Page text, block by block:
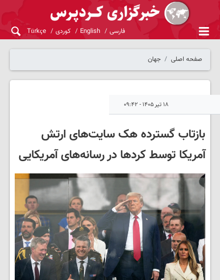
فارسی English کوردی Türkçe
صفحه اصلی جهان
۱۸ تیر ۱۴۰۵ - ۰۹:۴۲
بازتاب گسترده هک سایت‌های ارتش
آمریکا توسط کردها در رسانه‌های آمریکایی